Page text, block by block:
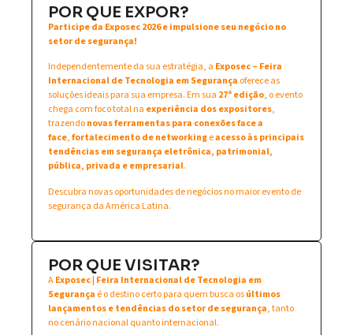
POR QUE EXPOR?
Participe da Exposec 2026 e impulsione seu negócio no
setor de segurança!
Independentemente da sua estratégia, a Exposec – Feira
Internacional de Tecnologia em Segurança oferece as
soluções ideais para sua empresa. Em sua 27ª edição, o evento
chega com foco total na experiência dos expositores,
trazendonovas ferramentas para conexões face a
face,fortalecimento de networkingeacesso às principais
tendências em segurança eletrônica, patrimonial,
pública, privada e empresarial.
Descubra novas oportunidades de negócios no maior evento de
segurança da América Latina.
POR QUE VISITAR?
AExposec | Feira Internacional de Tecnologia em
Segurança é o destino certo para quem busca osúltimos
lançamentos e tendências do setor de segurança, tanto
no cenário nacional quanto internacional.